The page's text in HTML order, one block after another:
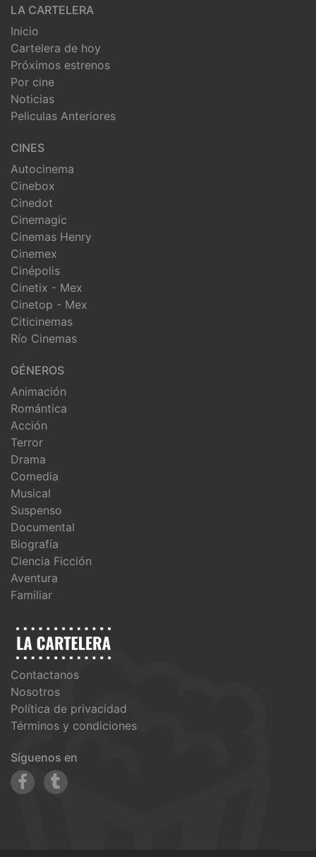
LA CARTELERA
Inicio
Cartelera de hoy
Próximos estrenos
Por cine
Noticias
Peliculas Anteriores
CINES
Autocinema
Cinebox
Cinedot
Cinemagic
Cinemas Henry
Cinemex
Cinépolis
Cinetix - Mex
Cinetop - Mex
Citicinemas
Río Cinemas
GÉNEROS
Animación
Romántica
Acción
Terror
Drama
Comedia
Musical
Suspenso
Documental
Biografía
Ciencia Ficción
Aventura
Familiar
Contactanos
Nosotros
Política de privacidad
Términos y condiciones
Síguenos en